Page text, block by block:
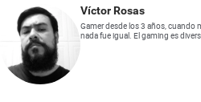
Víctor Rosas
Gamer desde los 3 años, cuando
nada fue igual. El gaming es